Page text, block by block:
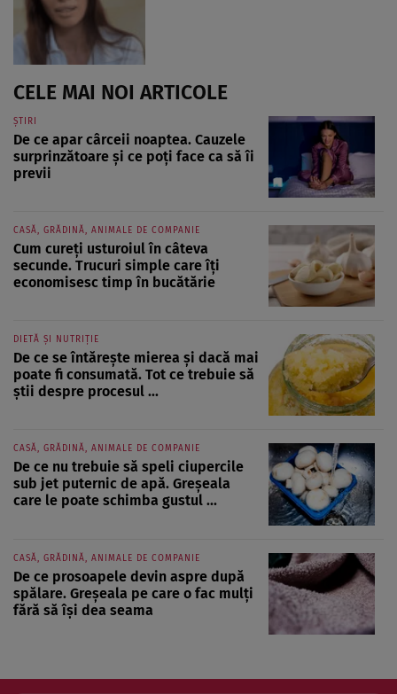
CELE MAI NOI ARTICOLE
ȘTIRI
De ce apar cârceii noaptea. Cauzele
surprinzătoare și ce poți face ca să îi
previi
CASĂ, GRĂDINĂ, ANIMALE DE COMPANIE
Cum cureți usturoiul în câteva
secunde. Trucuri simple care îți
economisesc timp în bucătărie
DIETĂ ȘI NUTRIȚIE
De ce se întărește mierea și dacă mai
poate fi consumată. Tot ce trebuie să
știi despre procesul ...
CASĂ, GRĂDINĂ, ANIMALE DE COMPANIE
De ce nu trebuie să speli ciupercile
sub jet puternic de apă. Greșeala
care le poate schimba gustul ...
CASĂ, GRĂDINĂ, ANIMALE DE COMPANIE
De ce prosoapele devin aspre după
spălare. Greșeala pe care o fac mulți
fără să își dea seama